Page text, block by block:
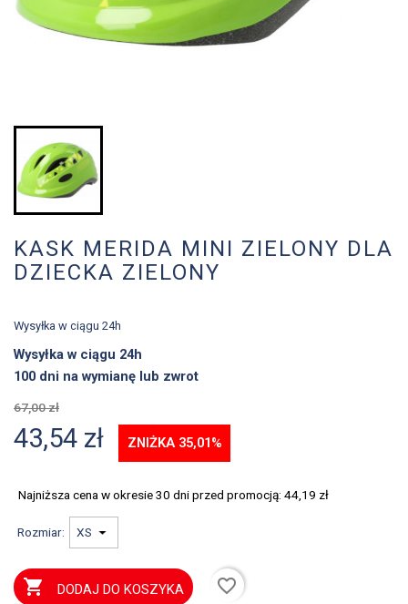
KASK MERIDA MINI ZIELONY DLA
DZIECKA ZIELONY
Wysyłka w ciągu 24h
Wysyłka w ciągu 24h
100 dni na wymianę lub zwrot
67,00 zł
43,54 zł ZNIŻKA 35,01%
Najniższa cena w okresie 30 dni przed promocją: 44,19 zł
Rozmiar:
 DODAJ DO KOSZYKA favorite_border